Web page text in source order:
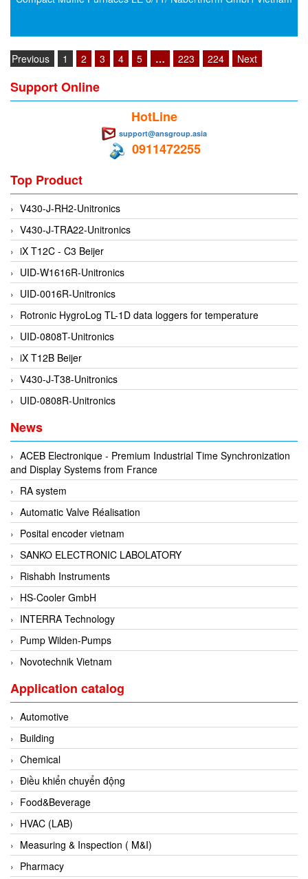
EMCSOSIN
Emerson/Vertiv
Emotron
Enerdoor
Enerpac
ENERSYS
Enolgas
Envada
Environmental Compliance Products
EPC
EPE Process Filters & Accumulators
Epro/Emerson
ERE WIRELESS
Erhardt-Leimer
Erhardt-leimer
ERICHSEN
Erinda/Delta
ESA Automation Vietnam
Esa Pyronics
Euchner
EUCHNER GmbH + Co. KG VietNam
Eurotherm Vietnam
Eurovent
Evoqua
EXAIR
Exide Technologies Vietnam
EXOR
FAIRCHILD
FANUC
FDM/ F.lli Della Marca Srl
FEIN
Felm
FESTO
FHF (EATON Crouse-Hinds)
Previous 1 2 3 4 5 … 223 224 Next
Support Online
HotLine
support@ansgroup.asia
0911472255
Top Product
V430-J-RH2-Unitronics
V430-J-TRA22-Unitronics
iX T12C - C3 Beijer
UID-W1616R-Unitronics
UID-0016R-Unitronics
Rotronic HygroLog TL-1D data loggers for temperature
UID-0808T-Unitronics
iX T12B Beijer
V430-J-T38-Unitronics
UID-0808R-Unitronics
News
ACEB Electronique - Premium Industrial Time Synchronization
and Display Systems from France
RA system
Automatic Valve Réalisation
Posital encoder vietnam
SANKO ELECTRONIC LABOLATORY
Rishabh Instruments
HS-Cooler GmbH
INTERRA Technology
Pump Wilden-Pumps
Novotechnik Vietnam
Application catalog
Automotive
Building
Chemical
Điều khiển chuyển động
Food&Beverage
HVAC (LAB)
Measuring & Inspection ( M&I)
Pharmacy